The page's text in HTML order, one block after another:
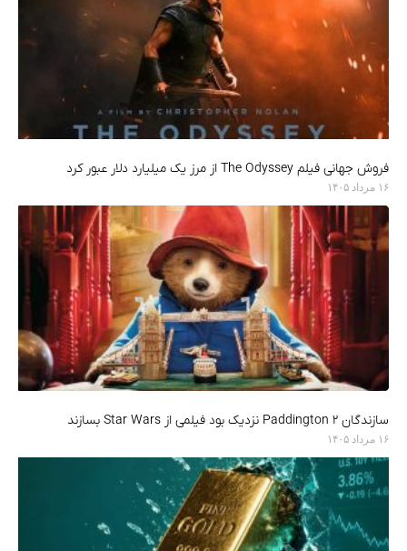
فروش جهانی فیلم The Odyssey از مرز یک میلیارد دلار عبور کرد
۱۶ مرداد ۱۴۰۵
سازندگان Paddington 2 نزدیک بود فیلمی از Star Wars بسازند
۱۶ مرداد ۱۴۰۵